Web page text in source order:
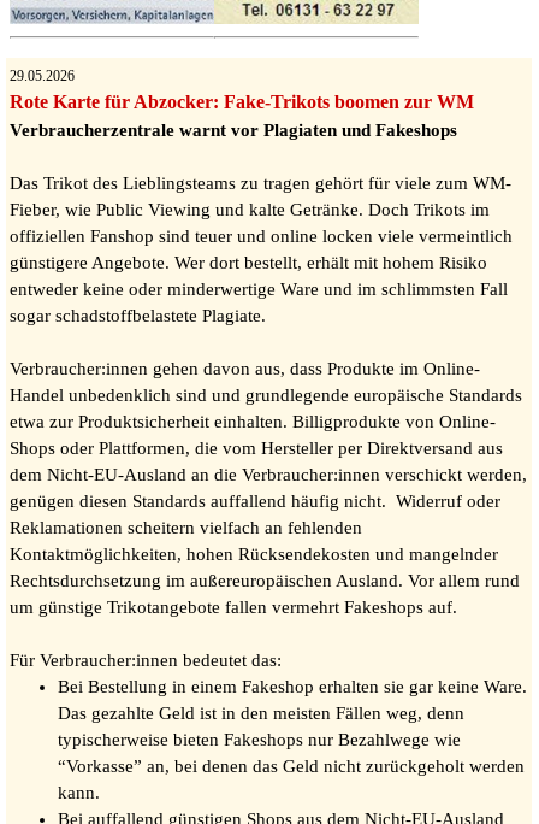
29.05.2026
Rote Karte für Abzocker: Fake-Trikots boomen zur WM
Verbraucherzentrale warnt vor Plagiaten und Fakeshops
Das Trikot des Lieblingsteams zu tragen gehört für viele zum WM-
Fieber, wie Public Viewing und kalte Getränke. Doch Trikots im
offiziellen Fanshop sind teuer und online locken viele vermeintlich
günstigere Angebote. Wer dort bestellt, erhält mit hohem Risiko
entweder keine oder minderwertige Ware und im schlimmsten Fall
sogar schadstoffbelastete Plagiate.
Verbraucher:innen gehen davon aus, dass Produkte im Online-
Handel unbedenklich sind und grundlegende europäische Standards
etwa zur Produktsicherheit einhalten. Billigprodukte von Online-
Shops oder Plattformen, die vom Hersteller per Direktversand aus
dem Nicht-EU-Ausland an die Verbraucher:innen verschickt werden,
genügen diesen Standards auffallend häufig nicht. Widerruf oder
Reklamationen scheitern vielfach an fehlenden
Kontaktmöglichkeiten, hohen Rücksendekosten und mangelnder
Rechtsdurchsetzung im außereuropäischen Ausland. Vor allem rund
um günstige Trikotangebote fallen vermehrt Fakeshops auf.
Für Verbraucher:innen bedeutet das:
Bei Bestellung in einem Fakeshop erhalten sie gar keine Ware.
Das gezahlte Geld ist in den meisten Fällen weg, denn
typischerweise bieten Fakeshops nur Bezahlwege wie
“Vorkasse” an, bei denen das Geld nicht zurückgeholt werden
kann.
Bei auffallend günstigen Shops aus dem Nicht-EU-Ausland